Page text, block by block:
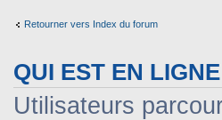
Retourner vers Index du forum
QUI EST EN LIGNE
Utilisateurs